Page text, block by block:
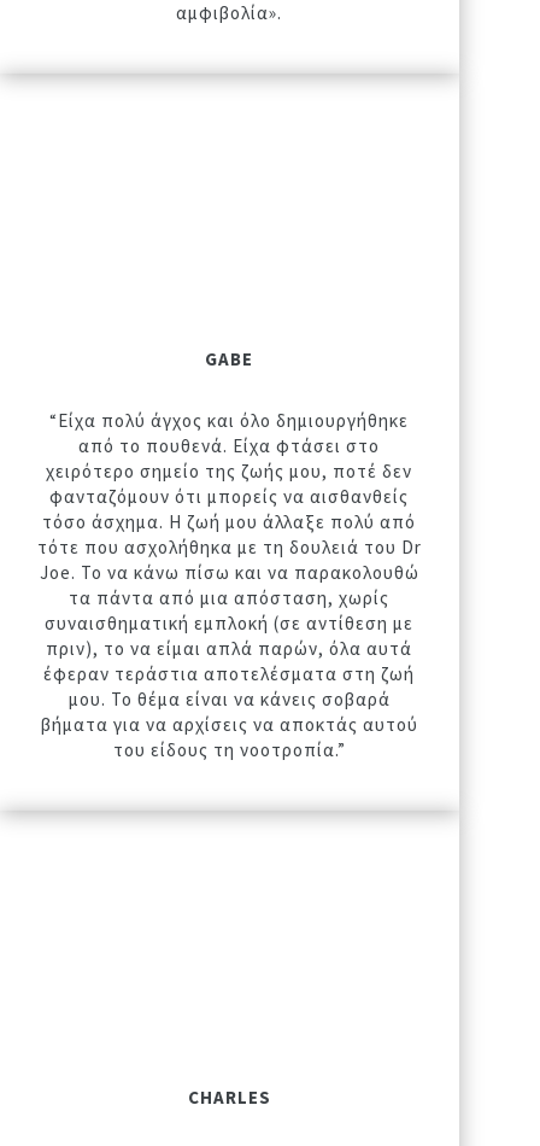
αμφιβολία».
GABE
“Είχα πολύ άγχος και όλο δημιουργήθηκε
από το πουθενά. Είχα φτάσει στο
χειρότερο σημείο της ζωής μου, ποτέ δεν
φανταζόμουν ότι μπορείς να αισθανθείς
τόσο άσχημα. Η ζωή μου άλλαξε πολύ από
τότε που ασχολήθηκα με τη δουλειά του Dr
Joe. Το να κάνω πίσω και να παρακολουθώ
τα πάντα από μια απόσταση, χωρίς
συναισθηματική εμπλοκή (σε αντίθεση με
πριν), το να είμαι απλά παρών, όλα αυτά
έφεραν τεράστια αποτελέσματα στη ζωή
μου. Το θέμα είναι να κάνεις σοβαρά
βήματα για να αρχίσεις να αποκτάς αυτού
του είδους τη νοοτροπία.”
CHARLES